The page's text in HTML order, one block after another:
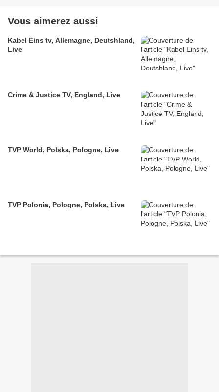
Vous aimerez aussi
Kabel Eins tv, Allemagne, Deutshland,
Live
Crime & Justice TV, England, Live
TVP World, Polska, Pologne, Live
TVP Polonia, Pologne, Polska, Live